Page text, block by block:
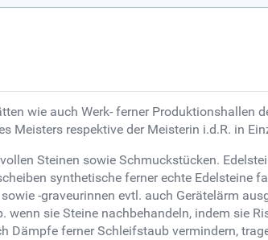
wie auch Werk- ferner Produktionshallen
Meisters respektive der Meisterin i.d.R. in
Steinen sowie Schmuckstücken.
synthetische ferner echte Edelsteine
-graveurinnen evtl. auch Gerätelärm
sie Steine nachbehandeln, indem sie
Dämpfe ferner Schleifstaub vermindern,